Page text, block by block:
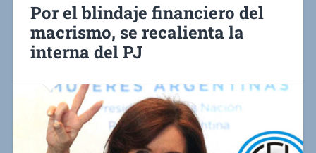
Por el blindaje financiero del
macrismo, se recalienta la
interna del PJ